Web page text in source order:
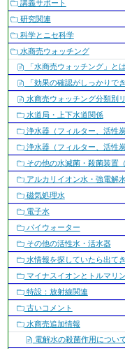
ゲ
ー
シ
ョ
ン
講義サポート
研究関連
科学とニセ科学
水商売ウォッチング
「水商売ウォッチング」と
「効果の確認がしっかりで
水商売ウォッチング分類別
水道局・上下水道関係
浄水器（フィルター、活性炭
浄水器（フィルター、活性
その他の水滅菌・殺菌装置
アルカリイオン水・強電解
磁気処理水
電子水
パイウォーター
その他の活性水・活水器
水情報を探していたら出て
マイナスイオンとトルマリ
特設：放射線関連
古いコメント
水商売追加情報
電解水の殺菌作用につい